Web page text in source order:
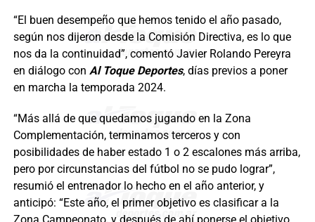
“El buen desempeño que hemos tenido el año pasado,
según nos dijeron desde la Comisión Directiva, es lo que
nos da la continuidad”, comentó Javier Rolando Pereyra
en diálogo con Al Toque Deportes, días previos a poner
en marcha la temporada 2024.
“Más allá de que quedamos jugando en la Zona
Complementación, terminamos terceros y con
posibilidades de haber estado 1 o 2 escalones más arriba,
pero por circunstancias del fútbol no se pudo lograr”,
resumió el entrenador lo hecho en el año anterior, y
anticipó: “Este año, el primer objetivo es clasificar a la
Zona Campeonato, y después de ahí ponerse el objetivo